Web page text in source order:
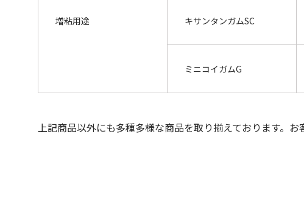
増粘用途 キサンタンガムSC
ミニコイガムG
上記商品以外にも多種多様な商品を取り揃えております。